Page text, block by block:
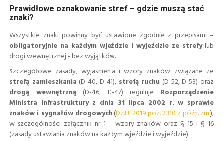
Prawidłowe oznakowanie stref – gdzie muszą stać
znaki?
Wszystkie znaki powinny być ustawione zgodnie z przepisami –
obligatoryjnie na każdym wjeździe i wyjeździe ze strefylub
drogi wewnętrznej - bez wyjątków.
Szczegółowe zasady, wyjaśnienia i wzory znaków związane ze
strefą zamieszkania (D-40, D-41), strefą ruchu (D-52, D-53) oraz
drogą wewnętrzną (D-46, D-47) reguluje Rozporządzenie
Ministra Infrastruktury z dnia 31 lipca 2002 r. w sprawie
znaków i sygnałów drogowych (Dz.U. 2019 poz. 2310 z późn. zm.),
w szczególności załącznik nr 1 – wzory znaków oraz § 15 i § 16
(zasady ustawiania znaków na każdym wjeździe i wyjeździe).